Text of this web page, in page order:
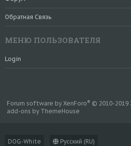
Обратная Связь
МЕНЮ ПОЛЬЗОВАТЕЛЯ
Login
DOG-White Русский (RU)
Forum software by XenForo® © 2010-2019
add-ons by ThemeHouse